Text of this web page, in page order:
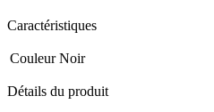
Caractéristiques
Couleur Noir
Détails du produit